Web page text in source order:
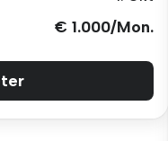
€ 1.000/Mon.